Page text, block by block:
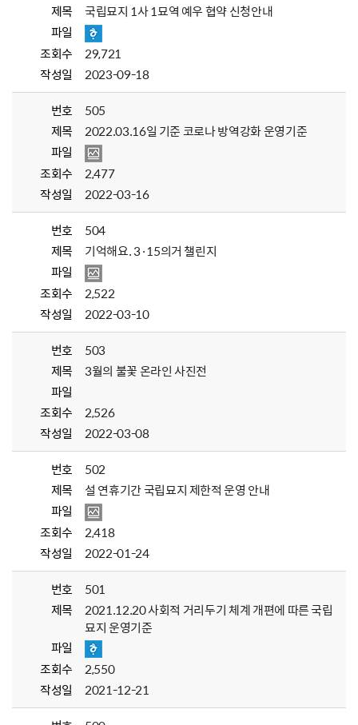
제목
국립묘지 1사 1묘역 예우 협약 신청안내
파일
조회수
29,721
작성일
2023-09-18
번호
505
제목
2022.03.16일 기준 코로나 방역강화 운영기준
파일
조회수
2,477
작성일
2022-03-16
번호
504
제목
기억해요. 3·15의거 챌린지
파일
조회수
2,522
작성일
2022-03-10
번호
503
제목
3월의 불꽃 온라인 사진전
파일
조회수
2,526
작성일
2022-03-08
번호
502
제목
설 연휴기간 국립묘지 제한적 운영 안내
파일
조회수
2,418
작성일
2022-01-24
번호
501
제목
2021.12.20 사회적 거리두기 체계 개편에 따른 국립
묘지 운영기준
파일
조회수
2,550
작성일
2021-12-21